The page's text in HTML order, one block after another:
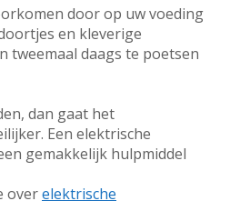
door op uw voeding
en kleverige
tweemaal daags te poetsen
dan gaat het
Een elektrische
gemakkelijk hulpmiddel
overelektrische